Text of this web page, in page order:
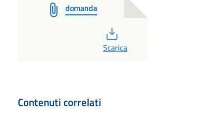
domanda
PDF
Scarica
Contenuti correlati